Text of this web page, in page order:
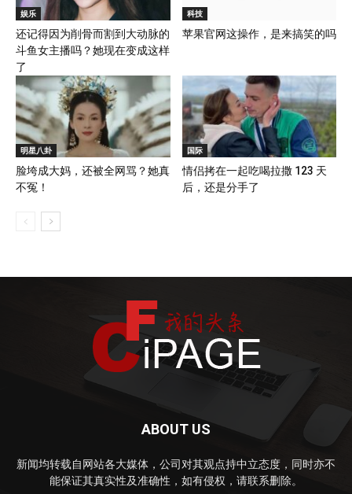
娱乐
还记得因为削骨而割到大动脉的
斗鱼女主播吗？她现在变成这样
了
科技
苹果官网这操作，是来搞笑的吗
明星八卦
脸垮成大妈，还被全网骂？她真
不冤！
国际
情侣拷在一起吃喝拉撒 123 天
后，还是分手了
ABOUT US
新闻均转载自网站各大媒体，公司对其观点持中立态度，同时亦不
能保证其真实性及准确性，如有侵权，请联系删除。